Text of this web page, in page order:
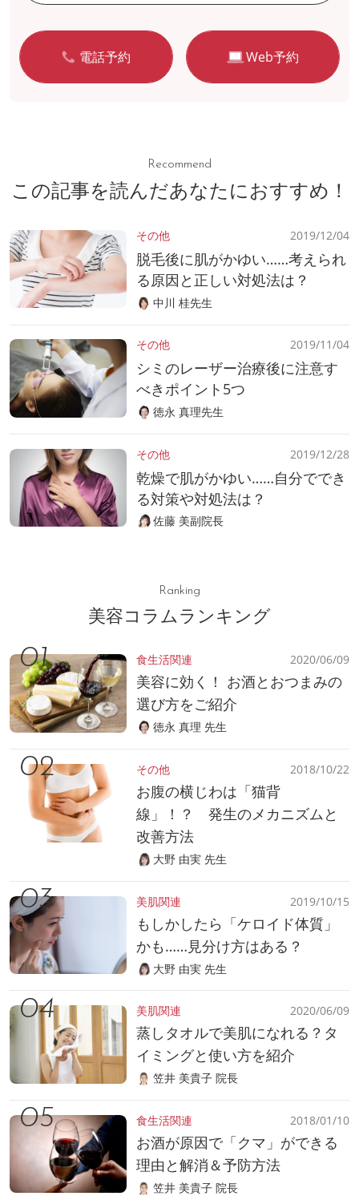
電話予約 Web予約
Recommend
この記事を読んだあなたにおすすめ！
その他 2019/12/04
脱毛後に肌がかゆい……考えられ
る原因と正しい対処法は？
中川 桂先生
その他 2019/11/04
シミのレーザー治療後に注意す
べきポイント5つ
徳永 真理先生
その他 2019/12/28
乾燥で肌がかゆい……自分ででき
る対策や対処法は？
佐藤 美副院長
Ranking
美容コラムランキング
食生活関連 2020/06/09
美容に効く！ お酒とおつまみの
選び方をご紹介
徳永 真理 先生
その他 2018/10/22
お腹の横じわは「猫背
線」！？ 発生のメカニズムと
改善方法
大野 由実 先生
美肌関連 2019/10/15
もしかしたら「ケロイド体質」
かも……見分け方はある？
大野 由実 先生
美肌関連 2020/06/09
蒸しタオルで美肌になれる？タ
イミングと使い方を紹介
笠井 美貴子 院長
食生活関連 2018/01/10
お酒が原因で「クマ」ができる
理由と解消＆予防方法
笠井 美貴子 院長